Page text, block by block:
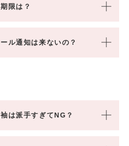
限は？
ル通知は来ないの？
は派手すぎてNG？